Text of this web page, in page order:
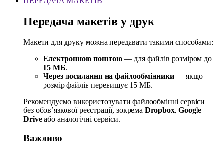
Передача макетів у друк
Макети для друку можна передавати такими способами:
Електронною поштою — для файлів розміром до
15 МБ.
Через посилання на файлообмінники — якщо
розмір файлів перевищує 15 МБ.
Рекомендуємо використовувати файлообмінні сервіси
без обов’язкової реєстрації, зокрема Dropbox, Google
Drive або аналогічні сервіси.
Важливо